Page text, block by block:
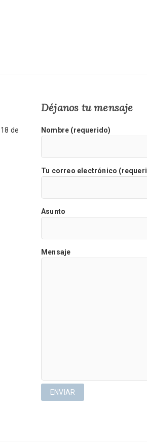
de
Déjanos tu mensaje
Nombre (requerido)
Tu correo electrónico
Asunto
Mensaje